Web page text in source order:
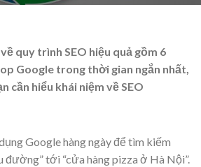
quy trình SEO hiệu quả gồm 6
Google trong thời gian ngắn nhất,
cần hiểu khái niệm về SEO
Google hàng ngày để tìm kiếm
tới “cửa hàng pizza ở Hà Nội”.